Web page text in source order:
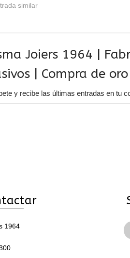
similar
Joiers 1964 |
| Compra de
y recibe las últimas entradas en tu
1964